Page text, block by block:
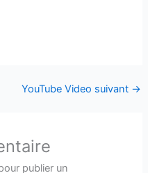
YouTube Video suivant →
publier un